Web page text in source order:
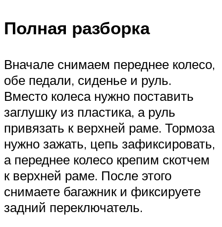
Полная разборка
Вначале снимаем переднее колесо,
обе педали, сиденье и руль.
Вместо колеса нужно поставить
заглушку из пластика, а руль
привязать к верхней раме. Тормоза
нужно зажать, цепь зафиксировать,
а переднее колесо крепим скотчем
к верхней раме. После этого
снимаете багажник и фиксируете
задний переключатель.